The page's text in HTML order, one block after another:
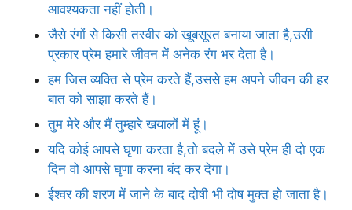
आवश्यकता नहीं होती।
जैसे रंगों से किसी तस्वीर को खूबसूरत बनाया जाता है,उसी
प्रकार प्रेम हमारे जीवन में अनेक रंग भर देता है।
हम जिस व्यक्ति से प्रेम करते हैं,उससे हम अपने जीवन की हर
बात को साझा करते हैं।
तुम मेरे और मैं तुम्हारे खयालों में हूं।
यदि कोई आपसे घृणा करता है,तो बदले में उसे प्रेम ही दो एक
दिन वो आपसे घृणा करना बंद कर देगा।
ईश्वर की शरण में जाने के बाद दोषी भी दोष मुक्त हो जाता है।